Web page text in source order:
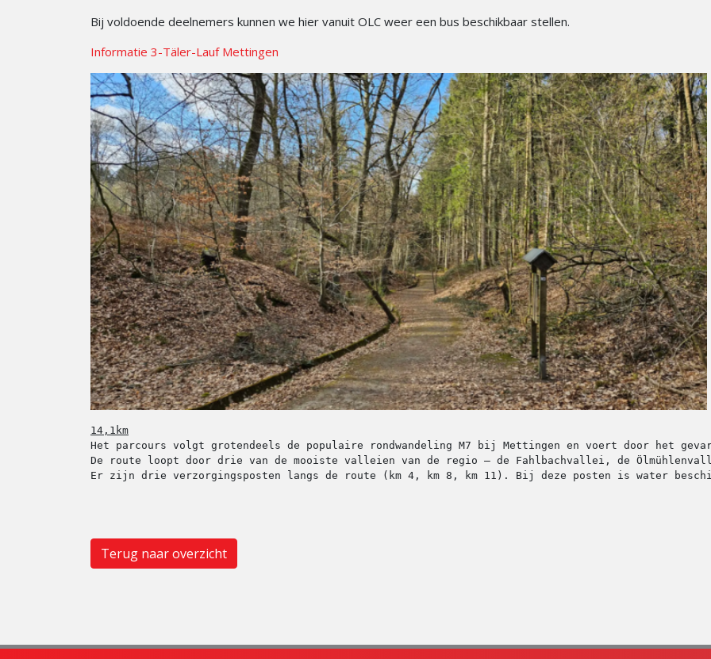
Bij voldoende deelnemers kunnen we hier vanuit OLC weer een bus beschikbaar stellen.
Informatie 3-Täler-Lauf Mettingen
Het parcours volgt grotendeels de populaire rondwandeling M7 bij Mettingen en voert door het
De route loopt door drie van de mooiste valleien van de regio – de Fahlbachvallei, de
Er zijn drie verzorgingsposten langs de route (km 4, km 8, km 11). Bij deze posten is water
Terug naar overzicht